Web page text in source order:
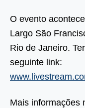
O evento
Largo São
Rio de Janeiro.
seguinte link:
Mais informações